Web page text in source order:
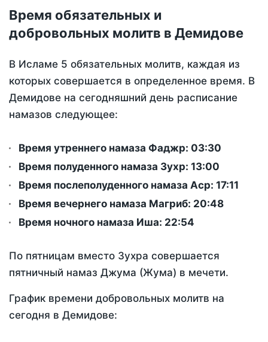
Время обязательных и
добровольных молитв в Демидове
В Исламе 5 обязательных молитв, каждая из
которых совершается в определенное время. В
Демидове на сегодняшний день расписание
намазов следующее:
Время утреннего намаза Фаджр: 03:30
Время полуденного намаза Зухр: 13:00
Время послеполуденного намаза Аср: 17:11
Время вечернего намаза Магриб: 20:48
Время ночного намаза Иша: 22:54
По пятницам вместо Зухра совершается
пятничный намаз Джума (Жума) в мечети.
График времени добровольных молитв на
сегодня в Демидове: